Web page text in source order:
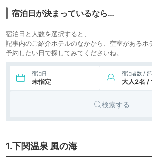
テル西長門リゾート
宿泊日が決まっているなら…
宿泊日と人数を選択すると、
記事内のご紹介ホテルのなかから、空室があるホ
予約したい日で探してみてくださいね。
宿泊日
未指定
宿泊者数 /
大人2名 /
検索する
1.下関温泉 風の海